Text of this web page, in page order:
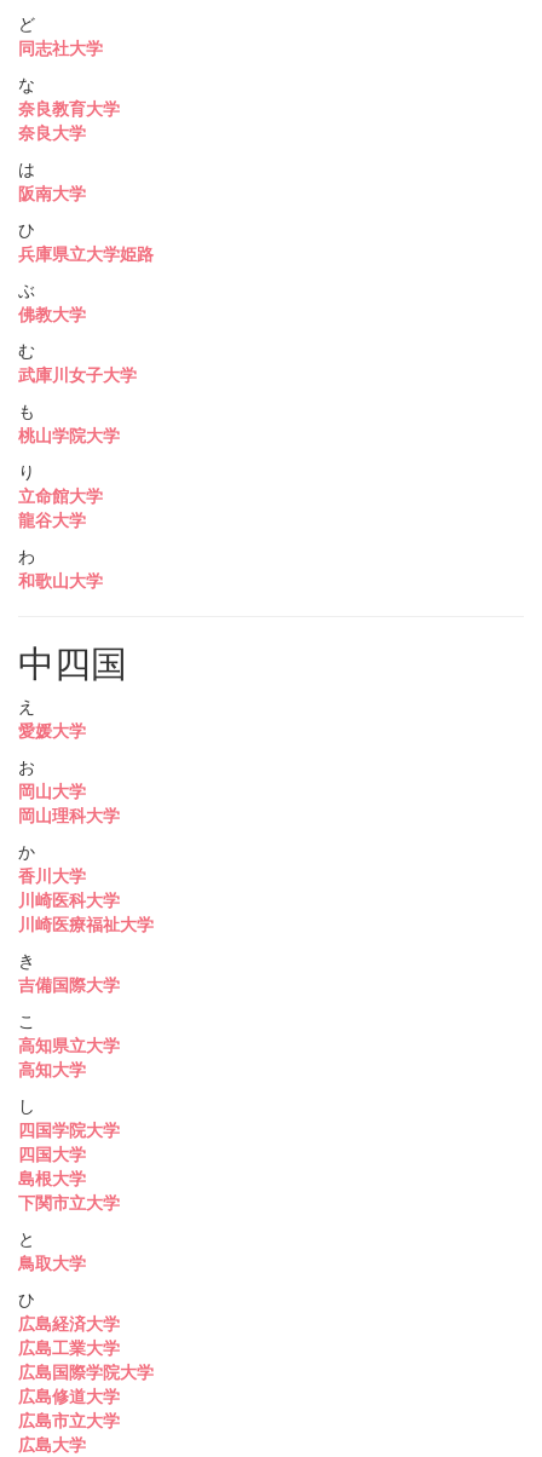
ど
同志社大学
な
奈良教育大学
奈良大学
は
阪南大学
ひ
兵庫県立大学姫路
ぶ
佛教大学
む
武庫川女子大学
も
桃山学院大学
り
立命館大学
龍谷大学
わ
和歌山大学
中四国
え
愛媛大学
お
岡山大学
岡山理科大学
か
香川大学
川崎医科大学
川崎医療福祉大学
き
吉備国際大学
こ
高知県立大学
高知大学
し
四国学院大学
四国大学
島根大学
下関市立大学
と
鳥取大学
ひ
広島経済大学
広島工業大学
広島国際学院大学
広島修道大学
広島市立大学
広島大学